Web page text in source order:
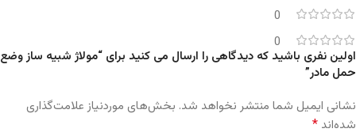
0
0
اولین نفری باشید که دیدگاهی را ارسال می کنید برای “مولاژ شبیه ساز وضع
حمل مادر”
نشانی ایمیل شما منتشر نخواهد شد. بخش‌های موردنیاز علامت‌گذاری
شده‌اند *